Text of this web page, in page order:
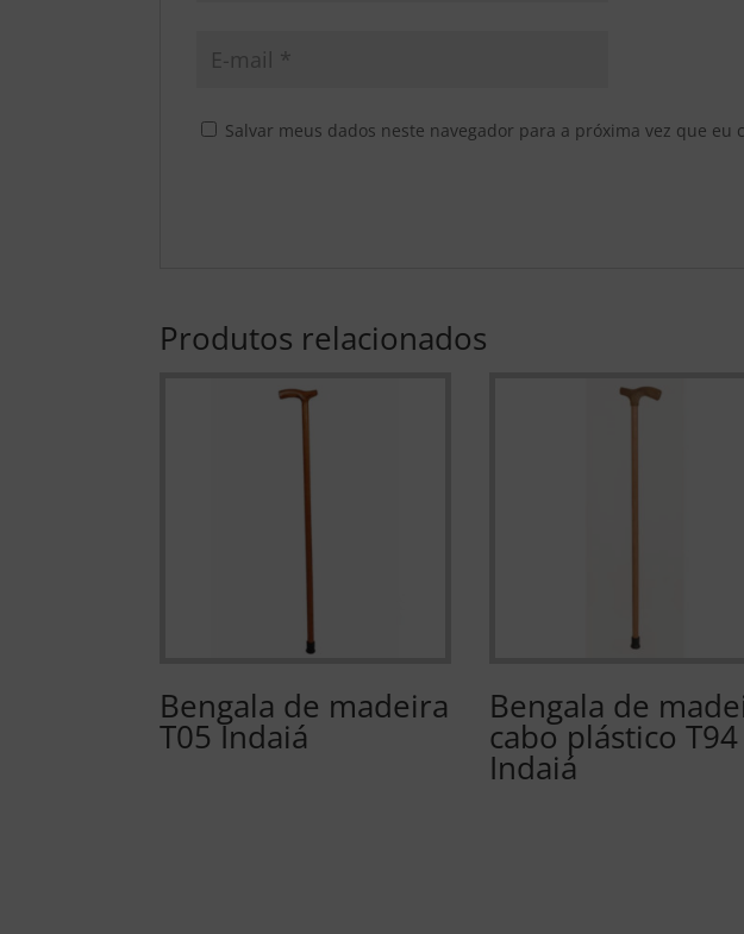
Salvar meus dados neste navegador para a próxima vez que eu
Produtos relacionados
Bengala de madeira
T05 Indaiá
Bengala de
cabo plástico T94
Indaiá